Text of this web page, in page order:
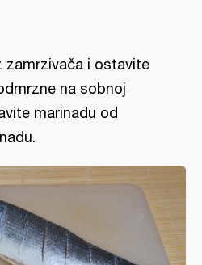
zamrzivača i ostavite
na sobnoj
marinadu od